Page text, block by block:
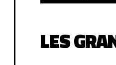
LES